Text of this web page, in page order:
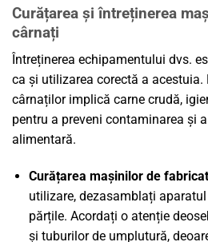
Curățarea și întreținerea
cârnați
Întreținerea echipamentului dvs.
ca și utilizarea corectă a acestuia.
cârnaților implică carne crudă,
pentru a preveni contaminarea și
alimentară.
Curățarea mașinilor de
utilizare, dezasamblați
părțile. Acordați o atenție
și tuburilor de umplutură,